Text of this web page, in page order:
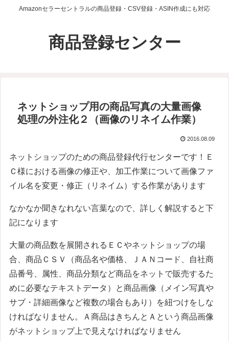
Amazonセラーセントラルの商品登録・CSV登録・ASIN作成にも対応
商品登録センター
ネットショップ用の商品写真の大量画像
処理の外注化２（画像のリネイム作業）
2016.08.09
ネットショップのための商品登録代行センターです！Ｅ
Ｃ様における画像の修正や、加工作業について画像ファ
イル名を変更・修正（リネイム）する作業があります
なかなか聞きなれない言葉なので、詳しく解説すると下
記になります
大量の商品数を展開されるＥＣやネットショップの場
合、商品ＣＳＶ（商品名や価格、ＪＡＮコード、自社商
品番号、属性、商品分類など商品をネットで販売するた
めに必要なテキストデータ）と商品画像（メイン写真や
サブ・詳細画像など複数の場合もあり）を紐つけをしな
ければなりません。Ａ商品はきちんとＡという商品画像
がネットショップ上で見えなければなりません